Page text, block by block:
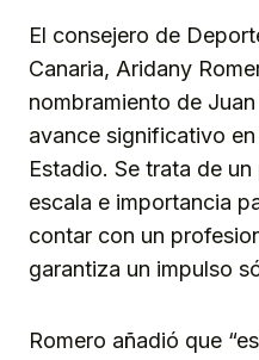
El consejero de
Canaria, Aridany
nombramiento de
avance significativo
Estadio. Se trata de
escala e importancia
contar con un
garantiza un impulso
Romero añadió que